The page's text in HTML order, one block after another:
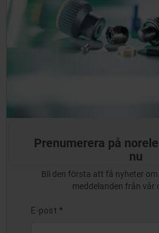
Prenumerera på
nu
Bli den första att få nyheter
meddelanden från vår